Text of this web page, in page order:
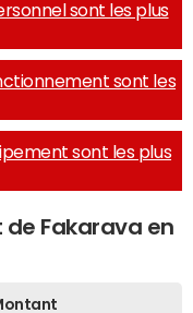
sont les plus
sont les
sont les plus
Fakarava en